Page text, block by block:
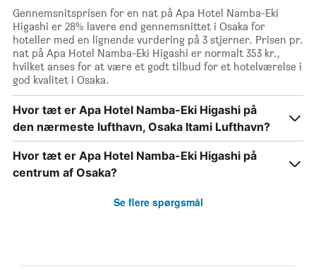
Gennemsnitsprisen for en nat på Apa Hotel Namba-Eki
Higashi er 28% lavere end gennemsnittet i Osaka for
hoteller med en lignende vurdering på 3 stjerner. Prisen pr.
nat på Apa Hotel Namba-Eki Higashi er normalt 353 kr.,
hvilket anses for at være et godt tilbud for et hotelværelse i
god kvalitet i Osaka.
Hvor tæt er Apa Hotel Namba-Eki Higashi på
den nærmeste lufthavn, Osaka Itami Lufthavn?
Hvor tæt er Apa Hotel Namba-Eki Higashi på
centrum af Osaka?
Se flere spørgsmål